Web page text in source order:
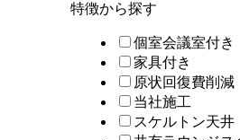
特徴から探す
個室会議室付き
家具付き
原状回復費削減
当社施工
スケルトン天井